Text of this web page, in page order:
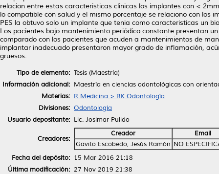
relacion entre estas caracteristicas clinicas los implantes con <
lo compatible con salud y el mismo porcentaje se relaciono con los
PES la obtuvo solo un implante que tenia como caracteristicas un
Los pacientes bajo mantenimiento periódico constante presentan
comparado con los pacientes que acuden a mantenimientos de
implantar inadecuado presentaron mayor grado de inflamación,
gruesos.
Tipo de elemento: Tesis (Maestría)
Información adicional: Maestría en ciencias odontológicas con
Materias: R Medicina > RK Odontología
Divisiones: Odontología
Usuario depositante: Lic. Josimar Pulido
Creadores:
Creador
Email
Gavito Escobedo, Jesús Ramón NO
Fecha del depósito: 15 Mar 2016 21:18
Última modificación: 27 Nov 2019 21:38